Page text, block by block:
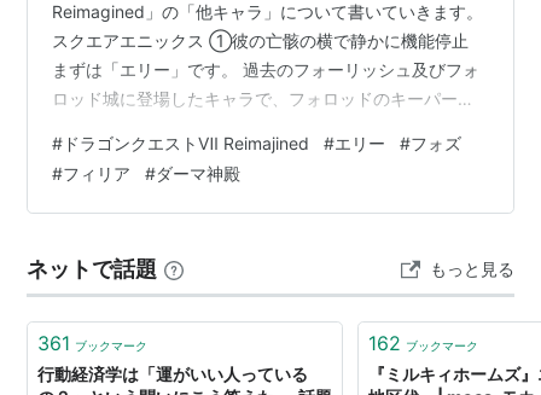
Reimagined」の「他キャラ」について書いていきます。
スクエアエニックス ①彼の亡骸の横で静かに機能停止
まずは「エリー」です。 過去のフォーリッシュ及びフォ
ロッド城に登場したキャラで、フォロッドのキーパーソ
た王女で、当時城に使えていた発明家であるゼボットの
婚約者でしたが、事故がきっかけで落命する事に。そし
て絶望した彼は「永遠に死なない存在」を求めてからく
リーは「からくりメイド」として開発されるものの未完
成のまま破棄されるも、元々は人間…
# ドラゴンクエストⅦ Reimajined #エリー #フォズ
#フィリア #ダーマ神殿
ネットで話題 もっと見る
361 ブックマーク
行動経済学は「運がいい人っている
162 ブックマーク
『ミルキィホームズ